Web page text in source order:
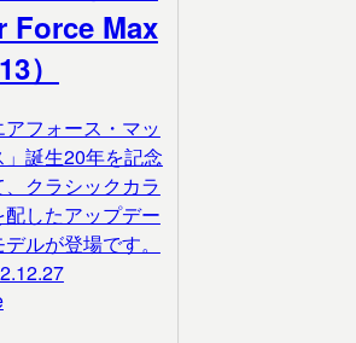
Force Max
）
アフォース・マッ
」誕生20年を記念
、クラシックカラ
配したアップデー
デルが登場です。